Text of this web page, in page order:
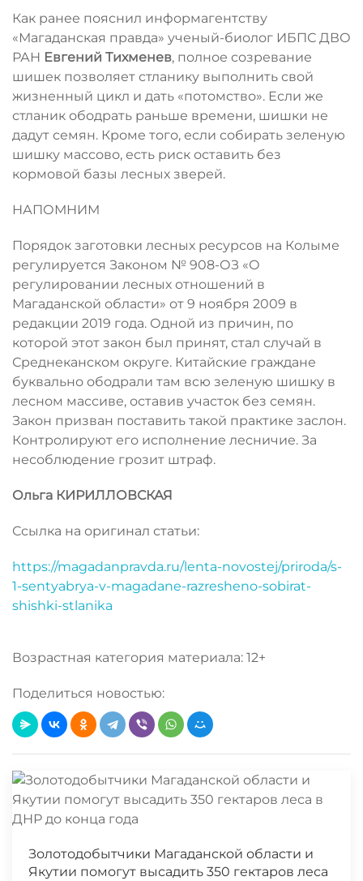
Как ранее пояснил информагентству
«Магаданская правда» ученый-биолог ИБПС ДВО
РАН Евгений Тихменев, полное созревание
шишек позволяет стланику выполнить свой
жизненный цикл и дать «потомство». Если же
стланик ободрать раньше времени, шишки не
дадут семян. Кроме того, если собирать зеленую
шишку массово, есть риск оставить без
кормовой базы лесных зверей.
НАПОМНИМ
Порядок заготовки лесных ресурсов на Колыме
регулируется Законом № 908-ОЗ «О
регулировании лесных отношений в
Магаданской области» от 9 ноября 2009 в
редакции 2019 года. Одной из причин, по
которой этот закон был принят, стал случай в
Среднеканском округе. Китайские граждане
буквально ободрали там всю зеленую шишку в
лесном массиве, оставив участок без семян.
Закон призван поставить такой практике заслон.
Контролируют его исполнение лесничие. За
несоблюдение грозит штраф.
Ольга КИРИЛЛОВСКАЯ
Ссылка на оригинал статьи:
https://magadanpravda.ru/lenta-novostej/priroda/s-
1-sentyabrya-v-magadane-razresheno-sobirat-
shishki-stlanika
Возрастная категория материала: 12+
Поделиться новостью:
Золотодобытчики Магаданской области и
Якутии помогут высадить 350 гектаров леса